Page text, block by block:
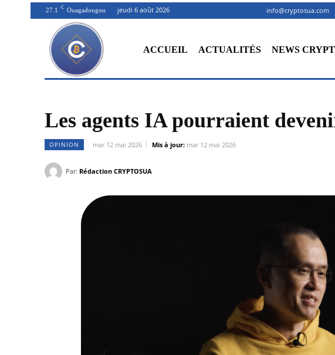
27.1 C Ouagadougou jeudi 6 août 2026 info@cryptosua.com
ACCUEIL ACTUALITÉS NEWS
Les agents IA pourraient
OPINION mar 12 mai 2026 Mis à jour: mar 12 mai 2026
Par: Rédaction CRYPTOSUA